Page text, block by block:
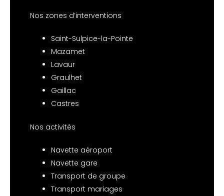
Nos zones d’interventions
Saint-Sulpice-la-Pointe
Mazamet
Lavaur
Graulhet
Gaillac
Castres
Nos activités
Navette aéroport
Navette gare
Transport de groupe
Transport mariages